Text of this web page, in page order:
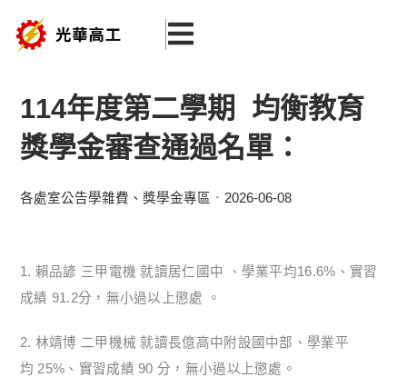
114年度第二學期 均衡教育
獎學金審查通過名單：
各處室公告學雜費、獎學金專區 2026-06-08
1. 賴品諺 三甲電機 就讀居仁國中 、學業平均16.6%、實習
成績 91.2分，無小過以上懲處 。
2. 林靖博 二甲機械 就讀長億高中附設國中部、學業平
均 25%、實習成績 90 分，無小過以上懲處。